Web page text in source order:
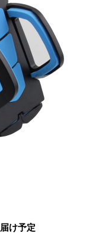
け予定